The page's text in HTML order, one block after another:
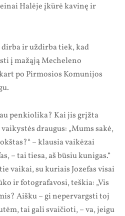
Halėje įkūrė kavinę ir
ir uždirba tiek, kad
į mažąją Mecheleno
po Pirmosios Komunijos
penkiolika? Kai jis grįžta
draugus: „Mums sakė,
– klausia vaikėzai
– tai tiesa, aš būsiu kunigas.“
vaikai, su kuriais Jozefas visai
ir fotografavosi, teškia: „Vis
Aišku – gi nepervargsti toj
tai gali svaičioti, – va, jeigu